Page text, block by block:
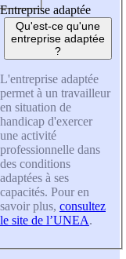
Entreprise adaptée
Qu'est-ce qu'une
entreprise adaptée
?
L'entreprise adaptée
permet à un travailleur
en situation de
handicap d'exercer
une activité
professionnelle dans
des conditions
adaptées à ses
capacités. Pour en
savoir plus, consultez
le site de l’UNEA.